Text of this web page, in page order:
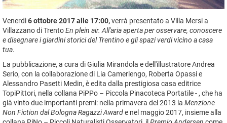
Venerdì6 ottobre 2017alle 17:00,verrà presentato a Villa Mersi a
Villazzano di TrentoEn plein air. All'aria aperta per osservare, conoscere
e disegnare i giardini storici del Trentino e gli spazi verdi vicino a casa
tua.
La pubblicazione, a cura di Giulia Mirandola e dell'illustratore Andrea
Serio, con la collaborazione di Lia Camerlengo, Roberta Opassi e
Alessandro Pasetti Medin, è edita dalla prestigiosa casa editrice
TopiPittori, nella collana PiPPo – Piccola Pinacoteca Portatile - , che ha
già vinto due importanti premi: nella primavera del 2013 la Menzione
Non Fiction dal Bologna Ragazzi Awarde nel maggio 2017, insieme alla